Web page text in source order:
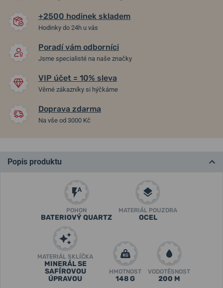
+2500 hodinek skladem
Hodinky do 24h u vás
Poradí vám odborníci
Jsme specialisté na naše značky
VIP účet = 10% sleva
Věrné zákazníky si hýčkáme
Doprava zdarma
Na vše od 3000 Kč
Popis produktu
POHON
BATERIOVÝ QUARTZ
MATERIÁL POUZDRA
OCEL
MATERIÁL SKLÍČKA
MINERÁL SE
SAFÍROVOU
ÚPRAVOU
HMOTNOST
148 G
VODOTĚSNOST
200 M